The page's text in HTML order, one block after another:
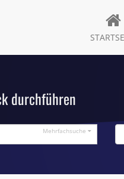
durchführen
Mehrfachsuche